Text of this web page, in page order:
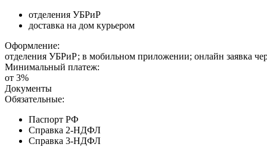
отделения УБРиР
доставка на дом курьером
Оформление:
отделения УБРиР; в мобильном приложении; онлайн заявка
Минимальный платеж:
от 3%
Документы
Обязательные:
Паспорт РФ
Справка 2-НДФЛ
Справка 3-НДФЛ